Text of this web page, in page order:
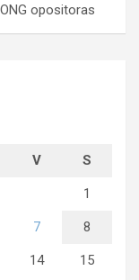
opositoras
V S
1
7 8
14 15